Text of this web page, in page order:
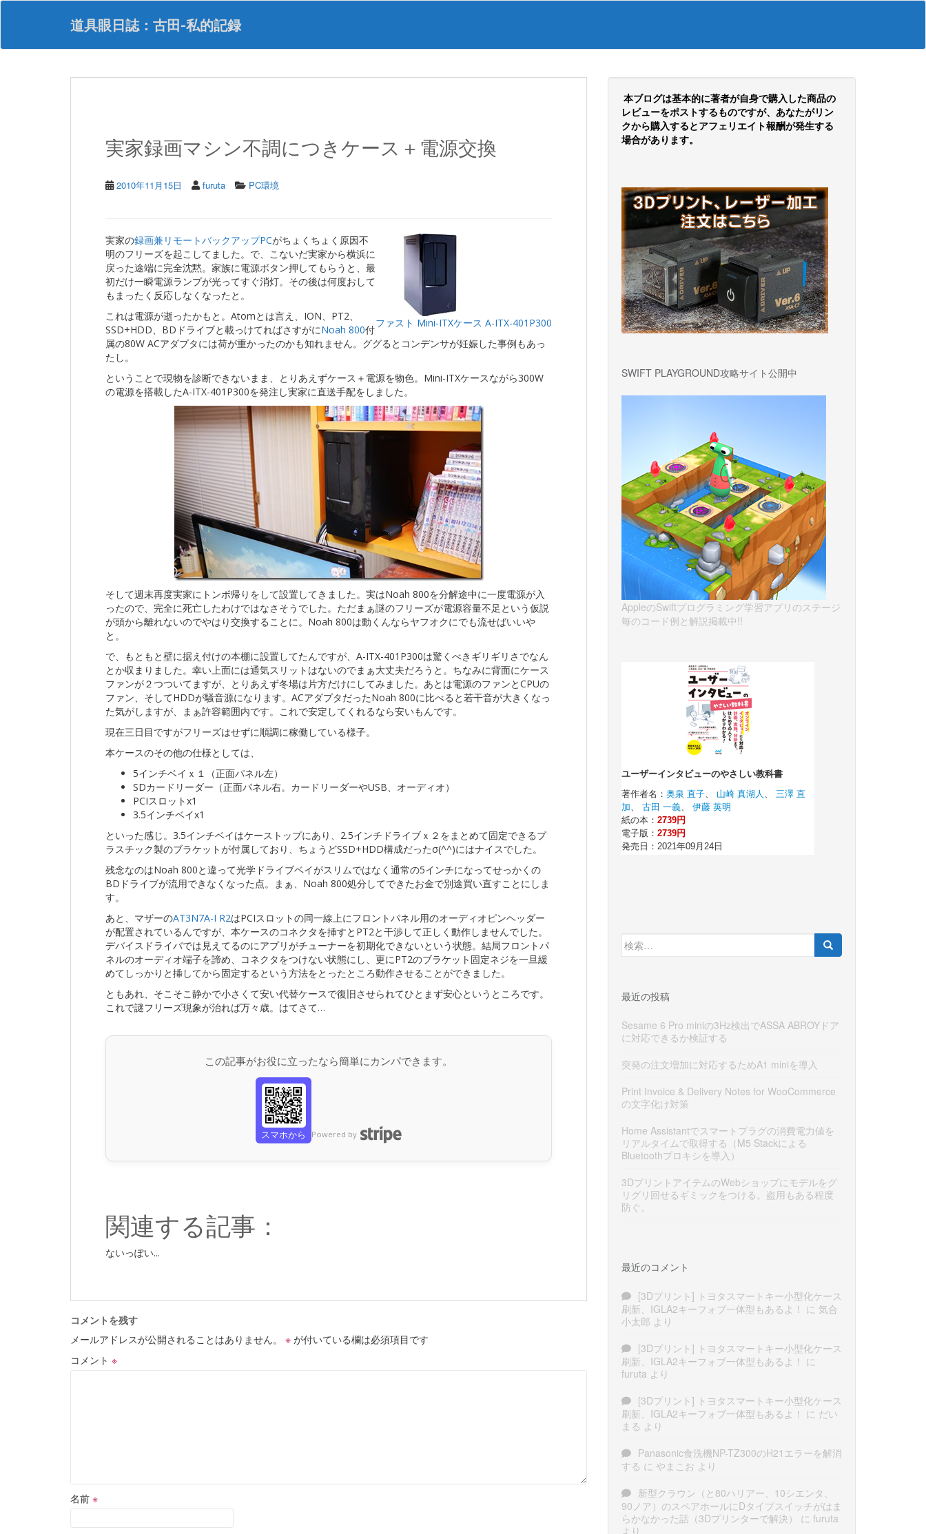
S
p
道具眼日誌：古田-私的記録
実家録画マシン不調につきケース＋電源交換
2010年11月15日 furuta PC環境
ファスト Mini-ITXケース A-ITX-401P300
実家の録画兼リモートバックアップPCがちょくちょく原因不
明のフリーズを起こしてました。で、こないだ実家から横浜に
戻った途端に完全沈黙。家族に電源ボタン押してもらうと、最
初だけ一瞬電源ランプが光ってすぐ消灯。その後は何度おして
もまったく反応しなくなったと。
これは電源が逝ったかもと。Atomとは言え、ION、PT2、
SSD+HDD、BDドライブと載っけてればさすがにNoah 800付
属の80W ACアダプタには荷が重かったのかも知れません。ググるとコンデンサが妊娠した事例もあっ
たし。
ということで現物を診断できないまま、とりあえずケース＋電源を物色。Mini-ITXケースながら300W
の電源を搭載したA-ITX-401P300を発注し実家に直送手配をしました。
そして週末再度実家にトンボ帰りをして設置してきました。実はNoah 800を分解途中に一度電源が入
ったので、完全に死亡したわけではなさそうでした。ただまぁ謎のフリーズが電源容量不足という仮説
が頭から離れないのでやはり交換することに。Noah 800は動くんならヤフオクにでも流せばいいや
と。
で、もともと壁に据え付けの本棚に設置してたんですが、A-ITX-401P300は驚くべきギリギリさでなん
とか収まりました。幸い上面には通気スリットはないのでまぁ大丈夫だろうと。ちなみに背面にケース
ファンが２つついてますが、とりあえず冬場は片方だけにしてみました。あとは電源のファンとCPUの
ファン、そしてHDDが騒音源になります。ACアダプタだったNoah 800に比べると若干音が大きくなっ
た気がしますが、まぁ許容範囲内です。これで安定してくれるなら安いもんです。
現在三日目ですがフリーズはせずに順調に稼働している様子。
本ケースのその他の仕様としては、
5インチベイｘ１（正面パネル左）
SDカードリーダー（正面パネル右。カードリーダーやUSB、オーディオ）
PCIスロットx1
3.5インチベイx1
といった感じ。3.5インチベイはケーストップにあり、2.5インチドライブｘ２をまとめて固定できるプ
ラスチック製のブラケットが付属しており、ちょうどSSD+HDD構成だったσ(^^)にはナイスでした。
残念なのはNoah 800と違って光学ドライブベイがスリムではなく通常の5インチになってせっかくの
BDドライブが流用できなくなった点。まぁ、Noah 800処分してできたお金で別途買い直すことにしま
す。
あと、マザーのAT3N7A-I R2はPCIスロットの同一線上にフロントパネル用のオーディオピンヘッダー
が配置されているんですが、本ケースのコネクタを挿すとPT2と干渉して正しく動作しませんでした。
デバイスドライバでは見えてるのにアプリがチューナーを初期化できないという状態。結局フロントパ
ネルのオーディオ端子を諦め、コネクタをつけない状態にし、更にPT2のブラケット固定ネジを一旦緩
めてしっかりと挿してから固定するという方法をとったところ動作させることができました。
ともあれ、そこそこ静かで小さくて安い代替ケースで復旧させられてひとまず安心というところです。
これで謎フリーズ現象が治れば万々歳。はてさて…
この記事がお役に立ったなら簡単にカンパできます。
スマホから Powered by
関連する記事：
ないっぽい...
コメントを残す
メールアドレスが公開されることはありません。
※ が付いている欄は必須項目です
コメント ※
名前 ※
本ブログは基本的に著者が自身で購入した商品の
レビューをポストするものですが、あなたがリン
クから購入するとアフェリエイト報酬が発生する
場合があります。
SWIFT PLAYGROUND攻略サイト公開中
AppleのSwiftプログラミング学習アプリのステージ
毎のコード例と解説掲載中!!
検
索:
最近の投稿
Sesame 6 Pro miniの3Hz検出でASSA ABROYドア
に対応できるか検証する
突発の注文増加に対応するためA1 miniを導入
Print Invoice & Delivery Notes for WooCommerce
の文字化け対策
Home Assistantでスマートプラグの消費電力値を
リアルタイムで取得する（M5 Stackによる
Bluetoothプロキシを導入）
3DプリントアイテムのWebショップにモデルをグ
リグリ回せるギミックをつける。盗用もある程度
防ぐ。
最近のコメント
[3Dプリント] トヨタスマートキー小型化ケース
刷新、IGLA2キーフォブ一体型もあるよ！ に 気合
小太郎 より
[3Dプリント] トヨタスマートキー小型化ケース
刷新、IGLA2キーフォブ一体型もあるよ！ に
furuta より
[3Dプリント] トヨタスマートキー小型化ケース
刷新、IGLA2キーフォブ一体型もあるよ！ に だい
まる より
Panasonic食洗機NP-TZ300のH21エラーを解消
する に やまこお より
新型クラウン（と80ハリアー、10シエンタ、
90ノア）のスペアホールにDタイプスイッチがはま
らかなかった話（3Dプリンターで解決）
に furuta
より